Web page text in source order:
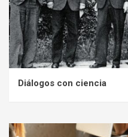
Diálogos con ciencia